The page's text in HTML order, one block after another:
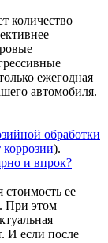
количество
ежегодная
автомобиля.
обработки
).
и впрок?
стоимость ее
При этом
И если после